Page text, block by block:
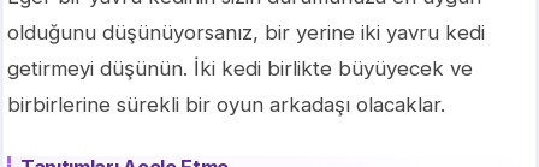
olduğunu düşünüyorsanız, bir yerine iki yavru kedi
getirmeyi düşünün. İki kedi birlikte büyüyecek ve
birbirlerine sürekli bir oyun arkadaşı olacaklar.